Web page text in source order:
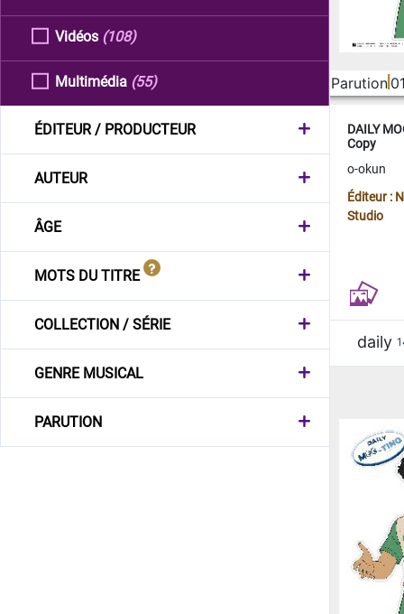
Vidéos (108)
Multimédia (55)
ÉDITEUR / PRODUCTEUR
AUTEUR
ÂGE
MOTS DU TITRE
COLLECTION / SÉRIE
GENRE MUSICAL
PARUTION
Parution
DAILY
Copy
o-okun
Éditeur :
Studio
daily